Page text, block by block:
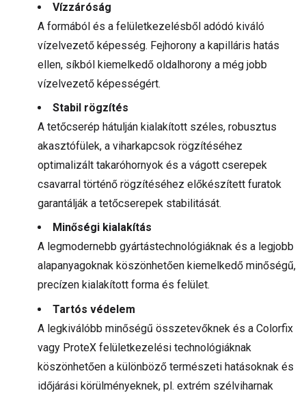
Vízzáróság
A formából és a felületkezelésből adódó kiváló
vízelvezető képesség. Fejhorony a kapilláris hatás
ellen, síkból kiemelkedő oldalhorony a még jobb
vízelvezető képességért.
Stabil rögzítés
A tetőcserép hátulján kialakított széles, robusztus
akasztófülek, a viharkapcsok rögzítéséhez
optimalizált takaróhornyok és a vágott cserepek
csavarral történő rögzítéséhez előkészített furatok
garantálják a tetőcserepek stabilitását.
Minőségi kialakítás
A legmodernebb gyártástechnológiáknak és a legjobb
alapanyagoknak köszönhetően kiemelkedő minőségű,
precízen kialakított forma és felület.
Tartós védelem
A legkiválóbb minőségű összetevőknek és a Colorfix
vagy ProteX felületkezelési technológiáknak
köszönhetően a különböző természeti hatásoknak és
időjárási körülményeknek, pl. extrém szélviharnak